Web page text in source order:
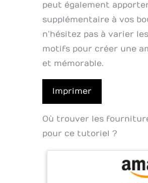
peut également
supplémentaire à vos
n’hésitez pas à varier
motifs pour créer une
et mémorable.
Imprimer
Où trouver les
pour ce tutoriel ?